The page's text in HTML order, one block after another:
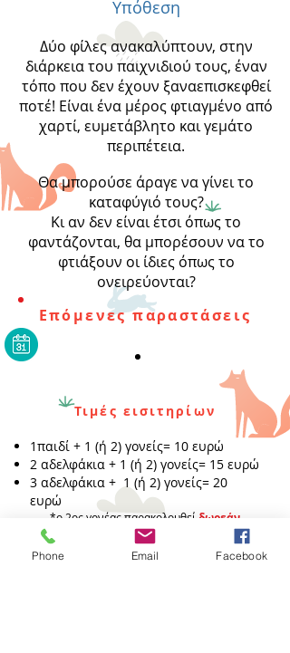
Υπόθεση
Δύο φίλες ανακαλύπτουν, στην
διάρκεια του παιχνιδιού τους, έναν
τόπο που δεν έχουν ξαναεπισκεφθεί
ποτέ! Είναι ένα μέρος φτιαγμένο από
χαρτί, ευμετάβλητο και γεμάτο
περιπέτεια.
Θα μπορούσε άραγε να γίνει το
καταφύγιό τους?
Κι αν δεν είναι έτσι όπως το
φαντάζονται, θα μπορέσουν να το
φτιάξουν οι ίδιες όπως το
ονειρεύονται?
Επόμενες παραστάσεις
Τιμές εισιτηρίων
1παιδί + 1 (ή 2) γονείς= 10 ευρώ
2 αδελφάκια + 1 (ή 2) γονείς= 15 ευρώ
3 αδελφάκια + 1 (ή 2) γονείς= 20
ευρώ
*ο 2ος γονέας παρακολουθεί δωρεάν
χωρίς επιπλέον οικονομική επιβάρυνση!
Σας περιμένουμε οικογενειακώς!
Phone Email Facebook